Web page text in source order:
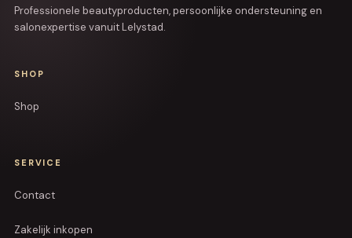
Professionele beautyproducten, persoonlijke ondersteuning en
salonexpertise vanuit Lelystad.
SHOP
Shop
SERVICE
Contact
Zakelijk inkopen